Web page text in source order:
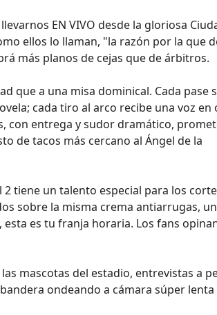
EN VIVO desde la gloriosa
ellos lo llaman, "la razón por la que
más planos de cejas que de árbitros.
que a una misa dominical. Cada pase
cada tiro al arco recibe una voz en
con entrega y sudor dramático,
de tacos más cercano al Ángel de la
tiene un talento especial para los
sobre la misma crema antiarrugas,
es tu franja horaria. Los fans
mascotas del estadio, entrevistas a
ondeando a cámara súper